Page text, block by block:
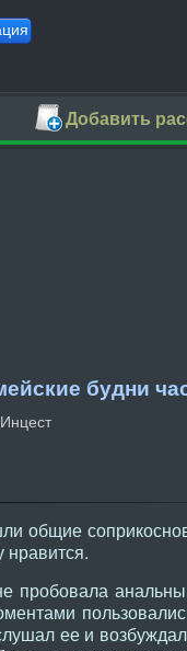
Добавить
будни
Инцест
общие
нравится.
пробовала
ее и